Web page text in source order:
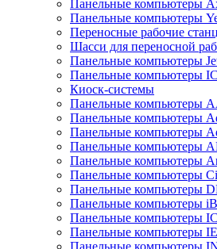
Панельные компьютеры
Панельные компьютеры
Переносные рабочие
Шасси для переносной
Панельные компьютеры
Панельные компьютеры
Киоск-системы
Панельные компьютеры
Панельные компьютеры
Панельные компьютеры
Панельные компьютеры
Панельные компьютеры
Панельные компьютеры
Панельные компьютеры
Панельные компьютеры
Панельные компьютеры
Панельные компьютеры
Панельные компьютеры